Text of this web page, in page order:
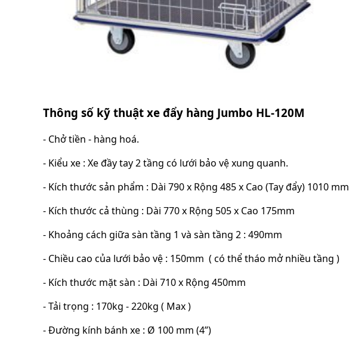
Thông số kỹ thuật xe đẩy hàng Jumbo HL-120M
- Chở tiền - hàng hoá.
- Kiểu xe : Xe đầy tay 2 tầng có lưới bảo vệ xung quanh.
- Kích thước sản phẩm : Dài 790 x Rộng 485 x Cao (Tay đẩy) 1010 mm
- Kích thước cả thùng : Dài 770 x Rộng 505 x Cao 175mm
- Khoảng cách giữa sàn tầng 1 và sàn tầng 2 : 490mm
- Chiều cao của lưới bảo vệ : 150mm ( có thể tháo mở nhiều tầng )
- Kích thước mặt sàn : Dài 710 x Rộng 450mm
- Tải trọng : 170kg - 220kg ( Max )
- Đường kính bánh xe : Ø 100 mm (4”)